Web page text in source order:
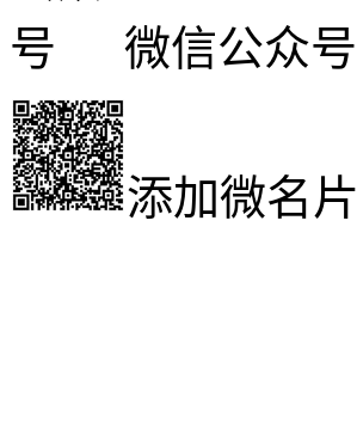
微信公众号
添加微名片